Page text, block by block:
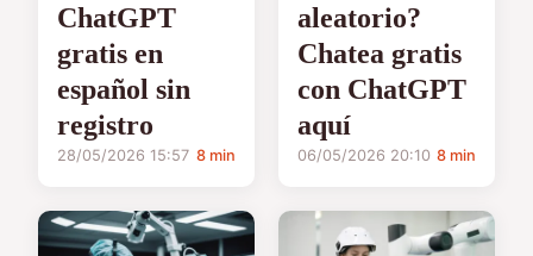
ChatGPT
gratis en
español sin
registro
28/05/2026 15:57 8 min
aleatorio?
Chatea gratis
con ChatGPT
aquí
06/05/2026 20:10 8 min